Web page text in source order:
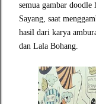
semua gambar
Sayang, saat
hasil dari karya
dan Lala Bohang.